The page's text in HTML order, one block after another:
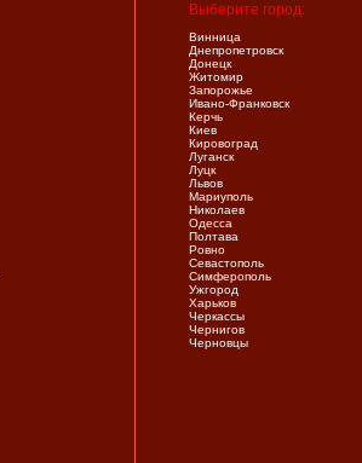
Выберите город:
Винница
Днепропетровск
Донецк
Житомир
Запорожье
Ивано-Франковск
Керчь
Киев
Кировоград
Луганск
Луцк
Львов
Мариуполь
Николаев
Одесса
Полтава
Ровно
Севастополь
Симферополь
Ужгород
Харьков
Черкассы
Чернигов
Черновцы